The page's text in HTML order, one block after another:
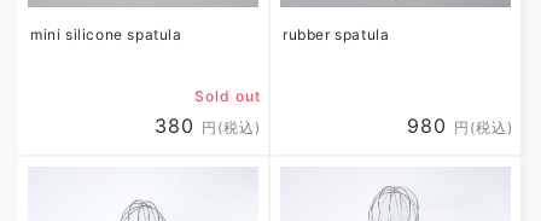
n
mini silicone spatula
Sold out
Regular
380 円(税込)
rubber spatula
Regular
980 円(税込)